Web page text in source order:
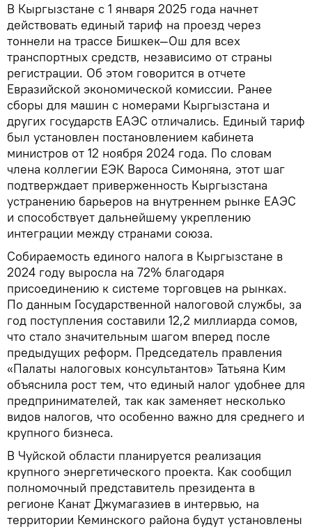
В Кыргызстане с 1 января 2025 года начнет
действовать единый тариф на проезд через
тоннели на трассе Бишкек—Ош для всех
транспортных средств, независимо от страны
регистрации. Об этом говорится в отчете
Евразийской экономической комиссии. Ранее
сборы для машин с номерами Кыргызстана и
других государств ЕАЭС отличались. Единый тариф
был установлен постановлением кабинета
министров от 12 ноября 2024 года. По словам
члена коллегии ЕЭК Вароса Симоняна, этот шаг
подтверждает приверженность Кыргызстана
устранению барьеров на внутреннем рынке ЕАЭС
и способствует дальнейшему укреплению
интеграции между странами союза.
Собираемость единого налога в Кыргызстане в
2024 году выросла на 72% благодаря
присоединению к системе торговцев на рынках.
По данным Государственной налоговой службы, за
год поступления составили 12,2 миллиарда сомов,
что стало значительным шагом вперед после
предыдущих реформ. Председатель правления
«Палаты налоговых консультантов» Татьяна Ким
объяснила рост тем, что единый налог удобнее для
предпринимателей, так как заменяет несколько
видов налогов, что особенно важно для среднего и
крупного бизнеса.
В Чуйской области планируется реализация
крупного энергетического проекта. Как сообщил
полномочный представитель президента в
регионе Канат Джумагазиев в интервью, на
территории Кеминского района будут установлены